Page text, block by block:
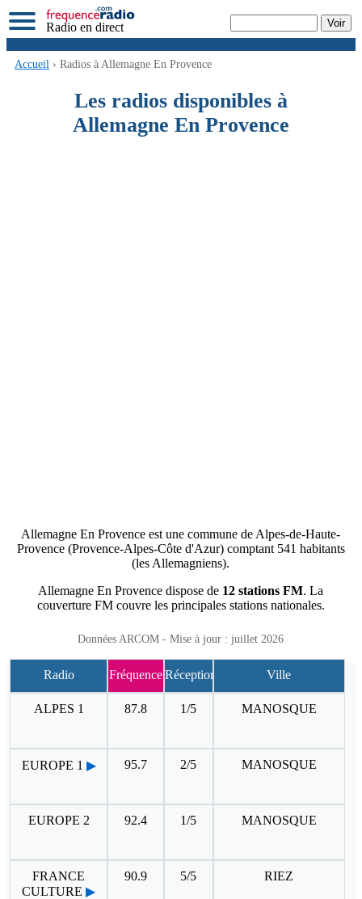
Radio en direct
Accueil › Radios à Allemagne En Provence
Les radios disponibles à
Allemagne En Provence
Allemagne En Provence est une commune de Alpes-de-Haute-
Provence (Provence-Alpes-Côte d'Azur) comptant 541 habitants
(les Allemagniens).
Allemagne En Provence dispose de 12 stations FM. La
couverture FM couvre les principales stations nationales.
Données ARCOM - Mise à jour : juillet 2026
Radio FréquenceRéception Ville
ALPES 1 87.8 1/5 MANOSQUE
EUROPE 1 ▶ 95.7 2/5 MANOSQUE
EUROPE 2 92.4 1/5 MANOSQUE
FRANCE
CULTURE ▶
90.9 5/5 RIEZ